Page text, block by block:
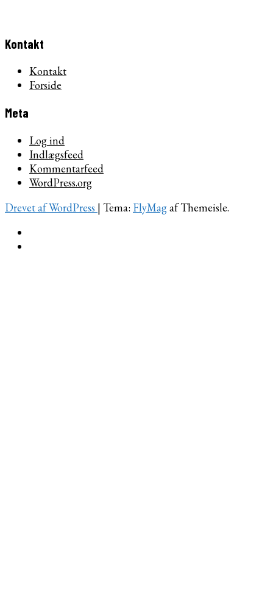
Kontakt
Kontakt
Forside
Meta
Log ind
Indlægsfeed
Kommentarfeed
WordPress.org
Drevet af WordPress | Tema: FlyMagaf Themeisle.